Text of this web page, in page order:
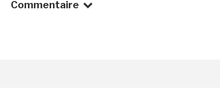
Commentaire